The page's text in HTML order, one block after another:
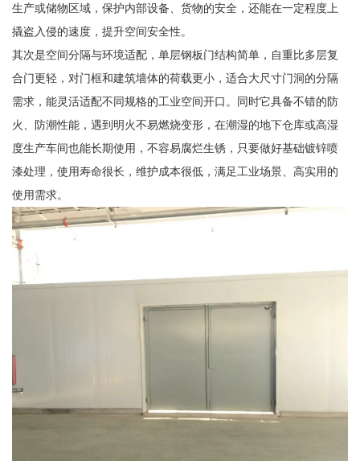
生产或储物区域，保护内部设备、货物的安全，还能在一定程度上
撬盗入侵的速度，提升空间安全性。
其次是空间分隔与环境适配，单层钢板门结构简单，自重比多层复
合门更轻，对门框和建筑墙体的荷载更小，适合大尺寸门洞的分隔
需求，能灵活适配不同规格的工业空间开口。同时它具备不错的防
火、防潮性能，遇到明火不易燃烧变形，在潮湿的地下仓库或高湿
度生产车间也能长期使用，不容易腐烂生锈，只要做好基础镀锌喷
漆处理，使用寿命很长，维护成本很低，满足工业场景、高实用的
使用需求。